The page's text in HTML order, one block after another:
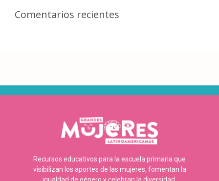
Comentarios recientes
Recursos educativos para la escuela primaria que
visibilizan los aportes de las mujeres, fomentan la
igualdad de género y celebran la diversidad.